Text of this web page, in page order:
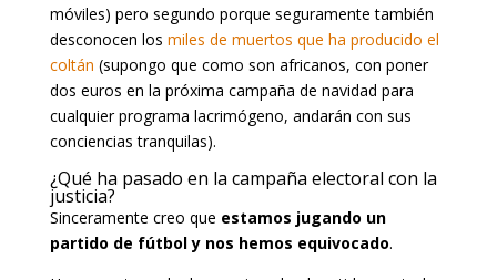
móviles) pero segundo porque seguramente también
desconocen los miles de muertos que ha producido el
coltán (supongo que como son africanos, con poner
dos euros en la próxima campaña de navidad para
cualquier programa lacrimógeno, andarán con sus
conciencias tranquilas).
¿Qué ha pasado en la campaña electoral con la
justicia?
Sinceramente creo que estamos jugando un
partido de fútbol y nos hemos equivocado.